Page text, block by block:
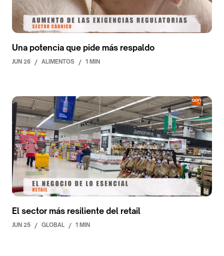
Una potencia que pide más respaldo
JUN 26 / ALIMENTOS / 1 MIN
El sector más resiliente del retail
JUN 25 / GLOBAL / 1 MIN